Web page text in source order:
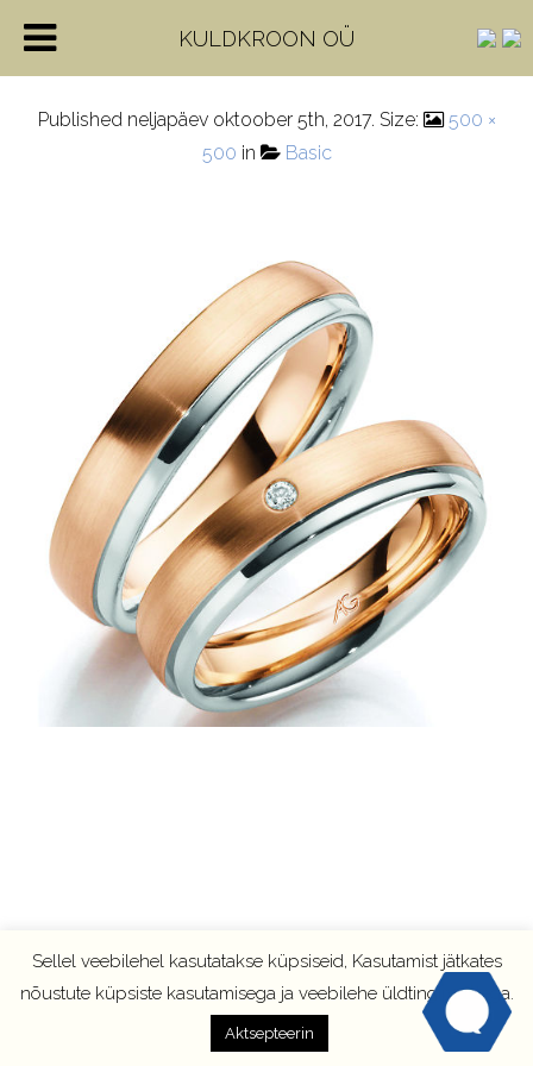
4-28637-5
Published neljapäev oktoober 5th, 2017. Size:
500 ×
500 in Basic
Sellel veebilehel kasutatakse küpsiseid, Kasutamist jätkates
nõustute küpsiste kasutamisega ja veebilehe üldtingimustega.
Aktsepteerin
KULDKROON OÜ